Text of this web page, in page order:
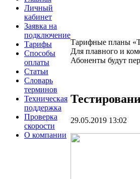
Личный
кабинет
Заявка на
подключение
Тарифы
Способы
оплаты
Статьи
Словарь
терминов
Техническая
поддержка
Проверка
скорости
О компании
Тарифные планы
Для плавного и
Абоненты будут
29.05.2019 13:02